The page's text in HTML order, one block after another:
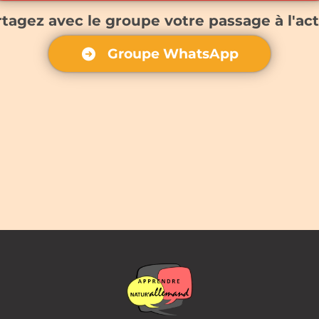
avec le groupe votre passage à
Groupe WhatsApp